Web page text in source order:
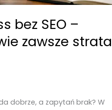
bez SEO –
zawsze strata
dobrze, a zapytań brak? W